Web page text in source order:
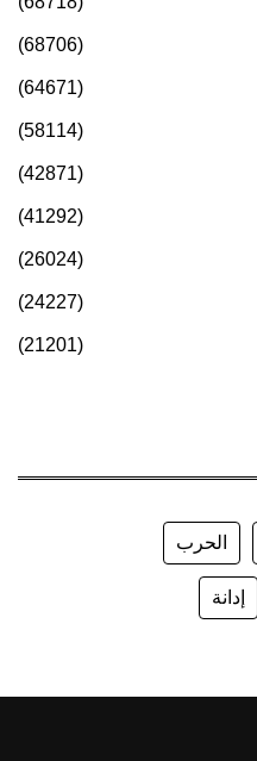
(68706)
(64671)
(58114)
(42871)
(41292)
(26024)
(24227)
(21201)
الحرب
إدانة